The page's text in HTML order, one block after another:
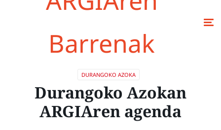
Barrenak
DURANGOKO AZOKA
Durangoko Azokan
ARGIAren agenda